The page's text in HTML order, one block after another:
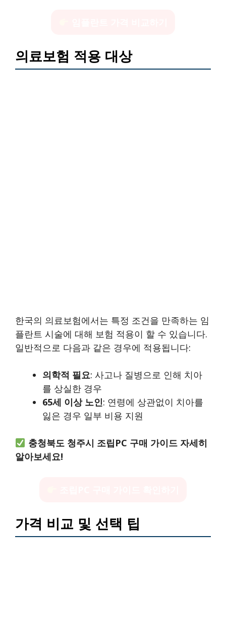
의료보험 적용 대상
한국의 의료보험에서는 특정 조건을 만족하는 임
플란트 시술에 대해 보험 적용이 할 수 있습니다.
일반적으로 다음과 같은 경우에 적용됩니다:
의학적 필요: 사고나 질병으로 인해 치아
를 상실한 경우
65세 이상 노인: 연령에 상관없이 치아를
잃은 경우 일부 비용 지원
충청북도 청주시 조립PC 구매 가이드 자세히
알아보세요!
가격 비교 및 선택 팁